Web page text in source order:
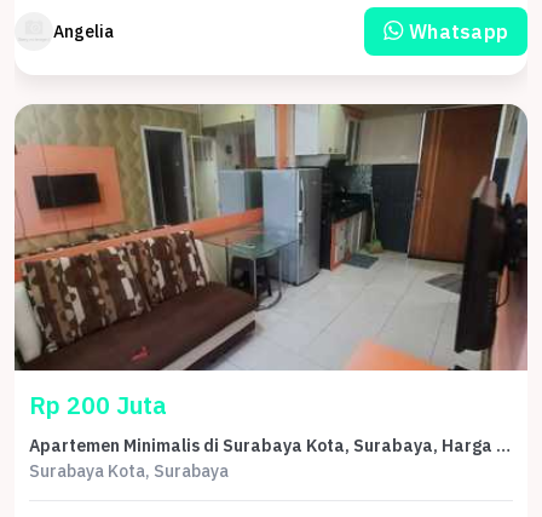
Angelia Whatsapp
Rp 200 Juta
Apartemen Minimalis di Surabaya Kota, Surabaya, Harga Mulai 200 Juta
Surabaya Kota, Surabaya